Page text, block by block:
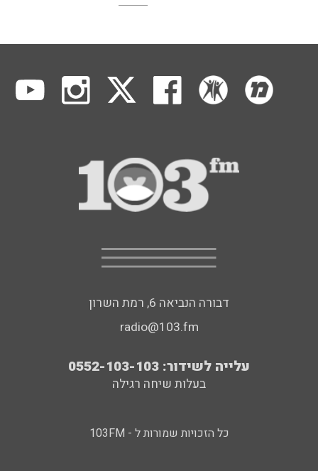
דבורה הנביאה 6, רמת השרון
radio@103.fm
עלייה לשידור: 0552-103-103
בעלות שיחה רגילה
כל הזכויות שמורות ל - 103FM